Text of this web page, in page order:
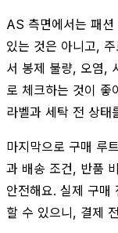
AS 측면에서는 패
있는 것은 아니고,
서 봉제 불량, 오염,
로 체크하는 것이 좋
라벨과 세탁 전 상태
마지막으로 구매 루
과 배송 조건, 반품
안전해요. 실제 구매
할 수 있으니, 결제